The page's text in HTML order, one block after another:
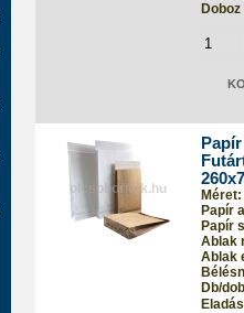
Méret:
Papír
Papír
Ablak
Ablak
Db/